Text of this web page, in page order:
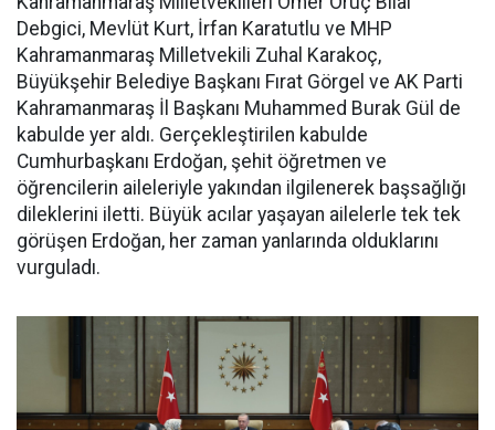
Debgici, Mevlüt Kurt, İrfan Karatutlu ve MHP
Kahramanmaraş Milletvekili Zuhal Karakoç,
Büyükşehir Belediye Başkanı Fırat Görgel ve AK Parti
Kahramanmaraş İl Başkanı Muhammed Burak Gül de
kabulde yer aldı. Gerçekleştirilen kabulde
Cumhurbaşkanı Erdoğan, şehit öğretmen ve
öğrencilerin aileleriyle yakından ilgilenerek başsağlığı
dileklerini iletti. Büyük acılar yaşayan ailelerle tek tek
görüşen Erdoğan, her zaman yanlarında olduklarını
vurguladı.